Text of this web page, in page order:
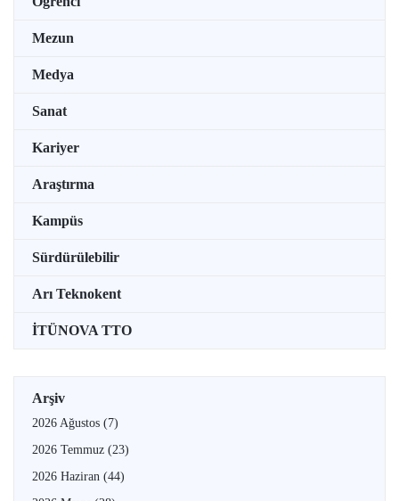
Mezun
Medya
Sanat
Kariyer
Araştırma
Kampüs
Sürdürülebilir
Arı Teknokent
İTÜNOVA TTO
Arşiv
2026 Ağustos (7)
2026 Temmuz (23)
2026 Haziran (44)